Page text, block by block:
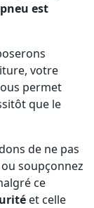
est
votre
permet
que le
de ne pas
soupçonnez
ce
et celle